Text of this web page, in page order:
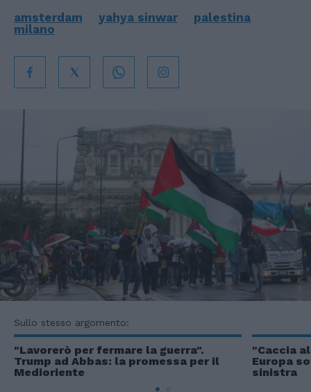
amsterdam yahya sinwar
palestina
milano
Sullo stesso argomento:
"Lavorerò per fermare la guerra".
Trump ad Abbas: la promessa per il
Medioriente
"Caccia
Europa
sinistra